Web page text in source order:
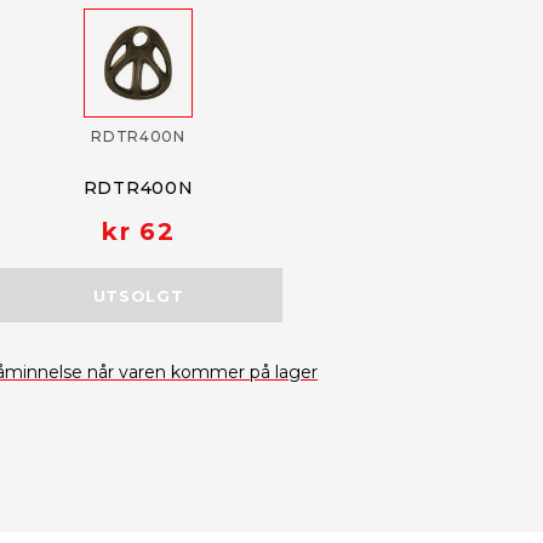
RDTR400N
RDTR400N
kr 62
UTSOLGT
når varen kommer på lager